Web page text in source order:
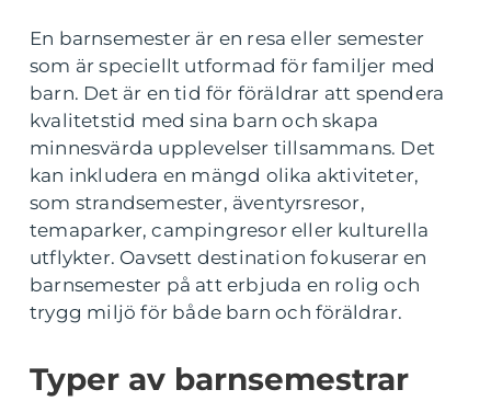
En barnsemester är en resa eller semester
som är speciellt utformad för familjer med
barn. Det är en tid för föräldrar att spendera
kvalitetstid med sina barn och skapa
minnesvärda upplevelser tillsammans. Det
kan inkludera en mängd olika aktiviteter,
som strandsemester, äventyrsresor,
temaparker, campingresor eller kulturella
utflykter. Oavsett destination fokuserar en
barnsemester på att erbjuda en rolig och
trygg miljö för både barn och föräldrar.
Typer av barnsemestrar